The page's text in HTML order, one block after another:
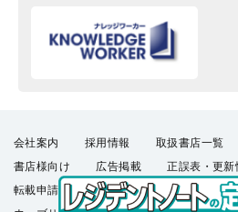
会社案内 採用情報 取扱書店一覧
書店様向け
広告掲載 正誤表・更新
転載申請
プライバシーポリシー
羊